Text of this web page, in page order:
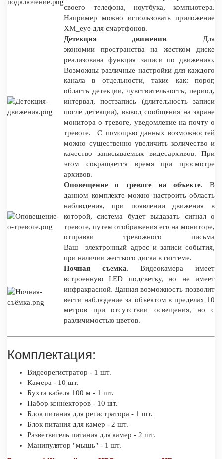
своего телефона, ноутбука, компьютера.
Например можно использовать приложение
XM_eye для смартфонов.
Детекция движения. Для
экономии пространства на жестком диске
реализована функция записи по движению.
Возможны различные настройки для каждого
канала в отдельности, такие как: порог,
область детекции, чувствительность, период,
интервал, постзапись (длительность записи
после детекции), вывод сообщения на экране
монитора о тревоге, уведомление на почту о
тревоге. С помощью данных возможностей
можно существенно увеличить количество и
качество записываемых видеоархивов. При
этом сокращается время при просмотре
архивов.
Оповещение о тревоге на объекте. В
данном комплекте можно настроить область
наблюдения, при появлении движения в
которой, система будет выдавать сигнал о
тревоге, путем отображения его на мониторе,
отправки тревожного письма
Ваш электронный адрес и записи события,
при наличии жесткого диска в системе.
Ночная съемка. Видеокамера имеет
встроенную LED подсветку, но не имеет
инфракрасной. Данная возможность позволит
вести наблюдение за объектом в пределах 10
метров при отсутствии освещения, но с
различимостью цветов.
Комплектация:
Видеорегистратор - 1 шт.
Камера - 10 шт.
Бухта кабеля 100 м - 1 шт.
Набор коннекторов - 10 шт.
Блок питания для регистратора - 1 шт.
Блок питания для камер - 2 шт.
Разветвитель питания для камер - 2 шт.
Манипулятор "мышь" - 1 шт.